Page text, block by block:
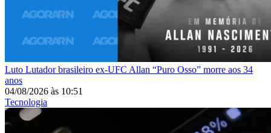
Luto Lutador brasileiro ex-UFC Allan “Puro Osso” morre aos 34
anos
04/08/2026 às 10:51
Tecnologia